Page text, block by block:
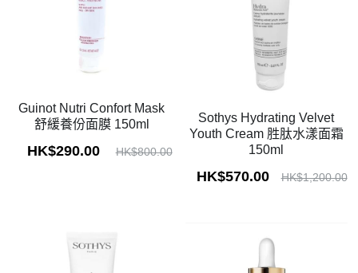
Guinot Nutri Confort Mask
舒緩養份面膜 150ml
HK$290.00 HK$800.00
Sothys Hydrating Velvet
Youth Cream 胜肽水漾面霜
150ml
HK$570.00 HK$1,200.00